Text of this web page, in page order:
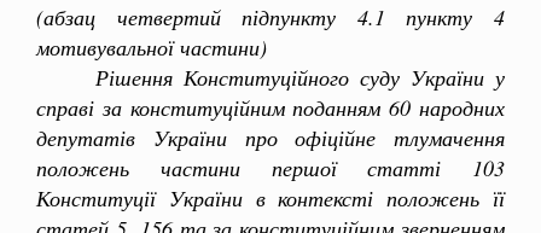
(абзац четвертий підпункту 4.1 пункту 4
мотивувальної частини)
Рішення Конституційного суду України у
справі за конституційним поданням 60 народних
депутатів України про офіційне тлумачення
положень частини першої статті 103
Конституції України в контексті положень її